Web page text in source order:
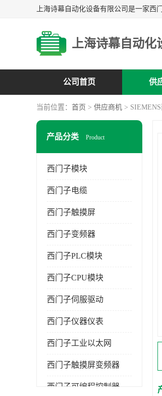
上海诗幕自动化
公司首页 供
当前位置： 首页 > 供应商机 >
产品分类 Product
西门子模块
西门子电缆
西门子触摸屏
西门子变频器
西门子PLC模块
西门子CPU模块
西门子伺服驱动
西门子仪器仪表
西门子工业以太网
西门子触摸屏变频器
西门子可编程控制器